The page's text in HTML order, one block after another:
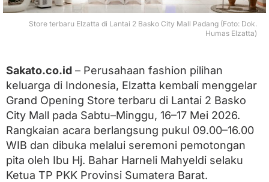
n
u
m
,
E
l
z
t
a
e
Store terbaru Elzatta di Lantai 2 Basko City Mall Padang (Foto: Dok.
Humas Elzatta)
Sakato.co.id – Perusahaan fashion pilihan
keluarga di Indonesia, Elzatta kembali menggelar
Grand Opening Store terbaru di Lantai 2 Basko
City Mall pada Sabtu–Minggu, 16–17 Mei 2026.
Rangkaian acara berlangsung pukul 09.00–16.00
WIB dan dibuka melalui seremoni pemotongan
pita oleh Ibu Hj. Bahar Harneli Mahyeldi selaku
Ketua TP PKK Provinsi Sumatera Barat.